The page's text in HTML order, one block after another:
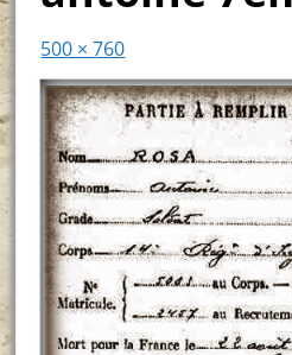
500 × 760